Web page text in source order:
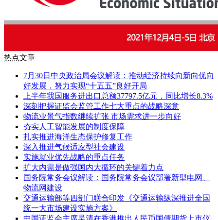
热点文章
7月30日中央政治局会议解读：推动经济持续向新向优向
好发展，努力实现“十五五”良好开局
上半年我国服务进出口总额37797.5亿元，同比增长8.3%
深刻把握证监会监管工作七大重点的战略深意
物流业景气指数继续扩张 市场需求进一步向好
夯实人工智能发展的制度保障
扎实推进海洋生态保护修复工作
深入推进气候适应型社会建设
实施就业优先战略的重点任务
扩大内需是做强国内大循环的关键着力点
国务院常务会议解读：国务院常务会议部署新型电网、
物流网建设
交通运输部等四部门联合印发《交通运输纵深推进全国
统一大市场建设实施方案》